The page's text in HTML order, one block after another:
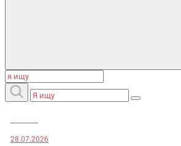
28.07.2026